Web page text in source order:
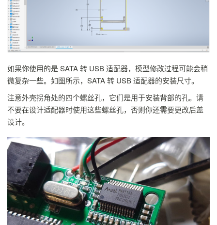
如果你使用的是 SATA 转 USB 适配器，模型修改过程可能会稍
微复杂一些。如图所示，SATA 转 USB 适配器的安装尺寸。
注意外壳拐角处的四个螺丝孔，它们是用于安装背部的孔。请
不要在设计适配器时使用这些螺丝孔，否则你还需要更改后盖
设计。